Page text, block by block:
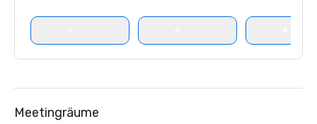
Meetingräume